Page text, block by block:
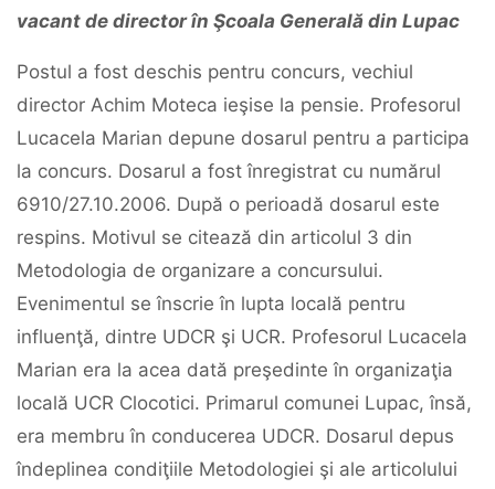
vacant de director în Şcoala Generală din Lupac
Postul a fost deschis pentru concurs, vechiul
director Achim Moteca ieşise la pensie. Profesorul
Lucacela Marian depune dosarul pentru a participa
la concurs. Dosarul a fost înregistrat cu numărul
6910/27.10.2006. După o perioadă dosarul este
respins. Motivul se citează din articolul 3 din
Metodologia de organizare a concursului.
Evenimentul se înscrie în lupta locală pentru
influenţă, dintre UDCR şi UCR. Profesorul Lucacela
Marian era la acea dată preşedinte în organizaţia
locală UCR Clocotici. Primarul comunei Lupac, însă,
era membru în conducerea UDCR. Dosarul depus
îndeplinea condiţiile Metodologiei şi ale articolului